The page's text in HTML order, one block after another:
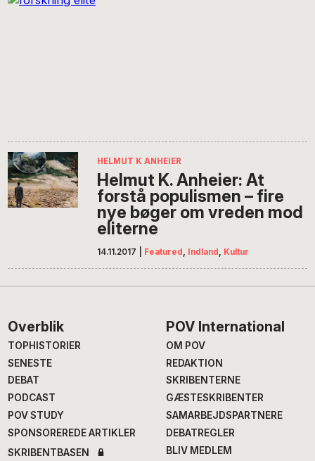
HELMUT K ANHEIER
Helmut K. Anheier: At
forstå populismen – fire
nye bøger om vreden mod
eliterne
14.11.2017 Featured Indland Kultur
Footer
Overblik
TOPHISTORIER
SENESTE
DEBAT
PODCAST
POV STUDY
SPONSOREREDE ARTIKLER
SKRIBENTBASEN
POV International
OM POV
REDAKTION
SKRIBENTERNE
GÆSTESKRIBENTER
SAMARBEJDSPARTNERE
DEBATREGLER
BLIV MEDLEM